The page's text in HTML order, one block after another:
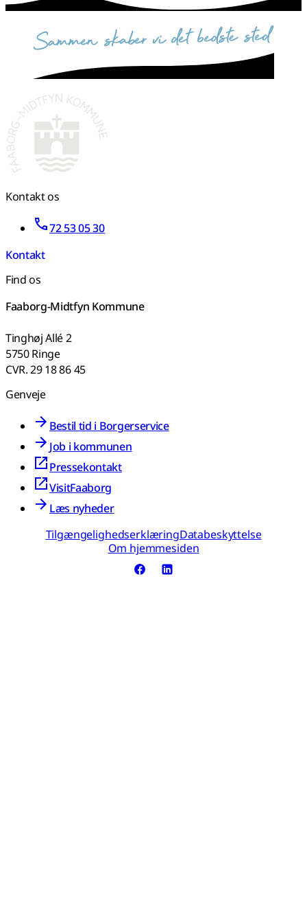
sammen skaber vi det bedste sted
Kontakt os
72 53 05 30
Kontakt
Find os
Faaborg-Midtfyn Kommune
Tinghøj Allé 2
5750 Ringe
CVR. 29 18 86 45
Genveje
Bestil tid i Borgerservice
Job i kommunen
Pressekontakt
VisitFaaborg
Læs nyheder
TilgængelighedserklæringDatabeskyttelse
Om hjemmesiden